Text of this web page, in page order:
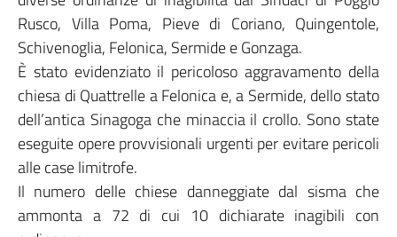
Rusco, Villa Poma, Pieve di Coriano, Quingentole,
Schivenoglia, Felonica, Sermide e Gonzaga.
È stato evidenziato il pericoloso aggravamento della
chiesa di Quattrelle a Felonica e, a Sermide, dello stato
dell’antica Sinagoga che minaccia il crollo. Sono state
eseguite opere provvisionali urgenti per evitare pericoli
alle case limitrofe.
Il numero delle chiese danneggiate dal sisma che
ammonta a 72 di cui 10 dichiarate inagibili con